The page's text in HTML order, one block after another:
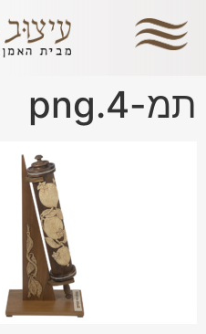
תמ-4.png